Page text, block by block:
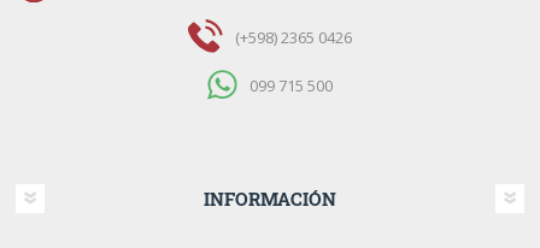
(+598) 2365 0426
099 715 500
INFORMACIÓN